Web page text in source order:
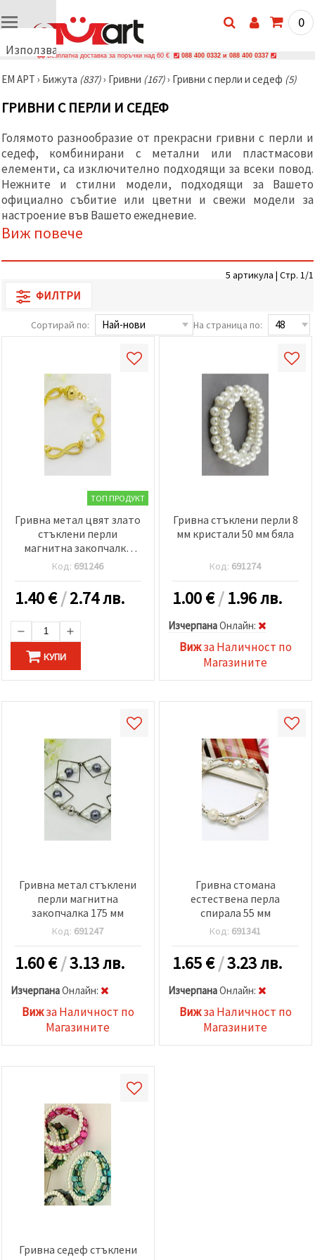
Използваме
🍪
бисквитки
за да
осигурим
правилната
работа на
сайта, да
подобрим
твоето
изживяване
и, с твое
съгласие,
анализираме
показваме
релевантно
съдържание
партньори
като
натиснеш
"Приеми
всички!"
предпочитанията
си в
"Настройки",
като
избереш
дадения
"бисквитки"
всички
Настройки
на
бисквитките
0
Безплатна доставка за поръчки над 60 € 088 400 0332 и 088 400 0337
ЕМ АРТ › Бижутa (837)› Гривни (167)› Гривни с перли и седеф (5)
ГРИВНИ С ПЕРЛИ И СЕДЕФ
Голямото разнообразие от прекрасни гривни с перли и
седеф, комбинирани с метални или пластмасови
елементи, са изключително подходящи за всеки повод.
Нежните и стилни модели, подходящи за Вашето
официално събитие или цветни и свежи модели за
настроение във Вашето ежедневие.
Виж повече
5 артикула | Стр. 1/1
ФИЛТРИ
Сортирай по: На страница по:
ТОП ПРОДУКТ
Гривна метал цвят злато
стъклени перли
магнитна закопчалка
безкрайност 175 мм
Код: 691246
1.40€/2.74 лв.
КУПИ
Гривна стъклени перли 8
мм кристали 50 мм бяла
Код: 691274
1.00€/1.96 лв.
ИзчерпанаOнлайн:
Вижза Наличност по
Магазините
Гривна метал стъклени
перли магнитна
закопчалка 175 мм
Код: 691247
1.60€/3.13 лв.
ИзчерпанаOнлайн:
Вижза Наличност по
Магазините
Гривна стомана
естествена перла
спирала 55 мм
Код: 691341
1.65€/3.23 лв.
ИзчерпанаOнлайн:
Вижза Наличност по
Магазините
Гривна седеф стъклени